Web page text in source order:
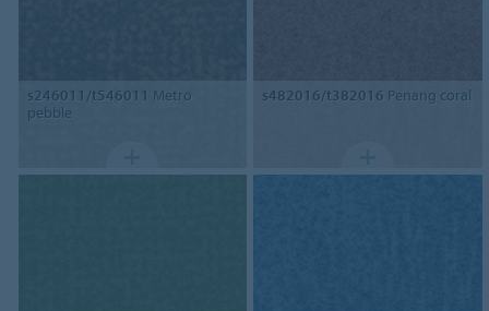
s246011/t546011 Metro
pebble
s482016/t382016 Penang coral